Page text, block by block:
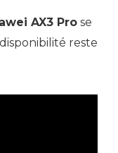
AX3 Pro se
reste